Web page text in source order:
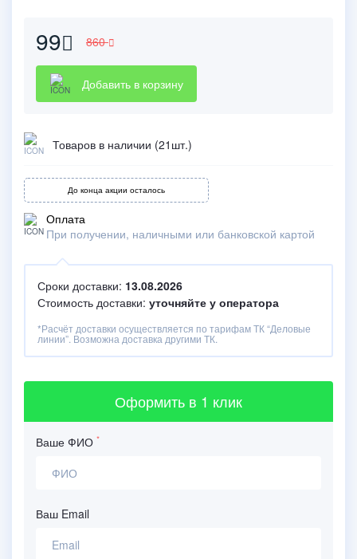
99 860
Добавить в корзину
Товаров в наличии (21шт.)
До конца акции осталось
Оплата
При получении, наличными или банковской картой
Сроки доставки: 13.08.2026
Стоимость доставки: уточняйте у оператора
*Расчёт доставки осуществляется по тарифам ТК “Деловые
линии”. Возможна доставка другими ТК.
Оформить в 1 клик
Ваше ФИО *
Ваш Email